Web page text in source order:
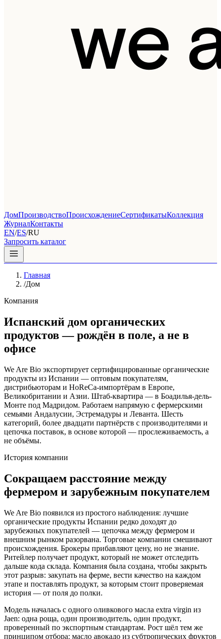
ДомПроизводствоПроисхождениеСертификатыКоллекция
ЖурналКонтакты
EN/ES/RU
Запросить каталог
Главная
/Дом
Компания
Испанский дом органических
продуктов — рождён в поле, а не в
офисе
We Are Bio экспортирует сертифицированные органические
продукты из Испании — оптовым покупателям,
дистрибьюторам и HoReCa-импортёрам в Европе,
Великобритании и Азии. Штаб-квартира — в Боадилья-дель-
Монте под Мадридом. Работаем напрямую с фермерскими
семьями Андалусии, Эстремадуры и Леванта. Шесть
категорий, более двадцати партнёрств с производителями и
цепочка поставок, в основе которой — прослеживаемость, а
не объёмы.
История компании
Сокращаем расстояние между
фермером и зарубежным покупателем
We Are Bio появился из простого наблюдения: лучшие
органические продукты Испании редко доходят до
зарубежных покупателей — цепочка между фермером и
внешним рынком разорвана. Торговые компании смешивают
происхождения. Брокеры прибавляют цену, но не знание.
Ритейлер получает продукт, который не может отследить
дальше кода склада. Компания была создана, чтобы закрыть
этот разрыв: закупать на ферме, вести качество на каждом
этапе и поставлять продукт, за которым стоит проверяемая
история — от поля до полки.
Модель началась с одного оливкового масла extra virgin из
Jaen: одна роща, один производитель, один продукт,
проверенный по экспортным стандартам. Рост шёл тем же
принципом отбора: масло авокадо из субтропических фруктов